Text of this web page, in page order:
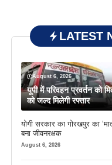
LATEST
August 6, 2026
यूपी में परिवहन प्रवर्तन को
को जल्द मिलेगी रफ्तार
योगी सरकार का गोरखपुर का
बना जीवनरक्षक
August 6, 2026